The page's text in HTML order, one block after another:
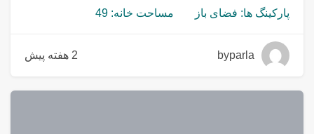
پارکینگ ها: فضای باز
مساحت خانه: 49
byparla 2 هفته پیش